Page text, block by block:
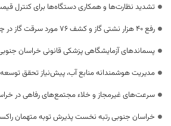
تشدید نظارت‌ها و همکاری دستگاه‌ها برای کنترل
رفع 40 هزار نشتی گاز و کشف 76 مورد سرقت گاز در چهار ماهه نخست سال
پسماندهای آزمایشگاهی پزشکی قانونی خراسان
مدیریت هوشمندانه منابع آب، پیش‌نیاز تحقق توسعه
سرعت‌های غیرمجاز و خلاء مجتمع‌های رفاهی در
خراسان جنوبی رتبه نخست پذیرش توبه متهمان